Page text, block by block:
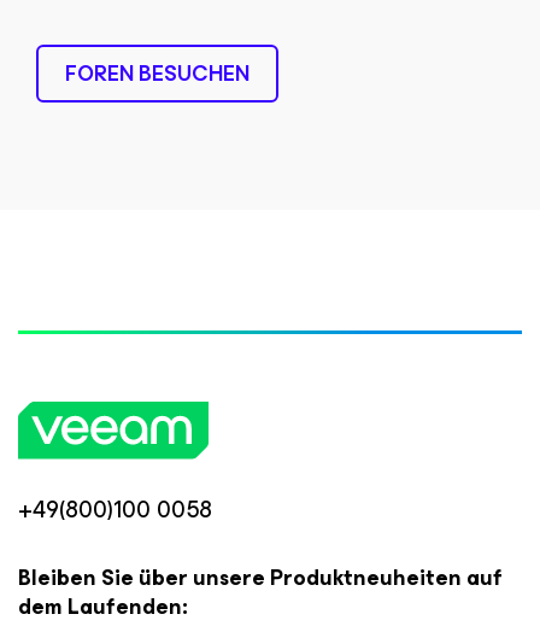
FOREN BESUCHEN
+49(800)100 0058
Bleiben Sie über unsere Produktneuheiten auf
dem Laufenden: